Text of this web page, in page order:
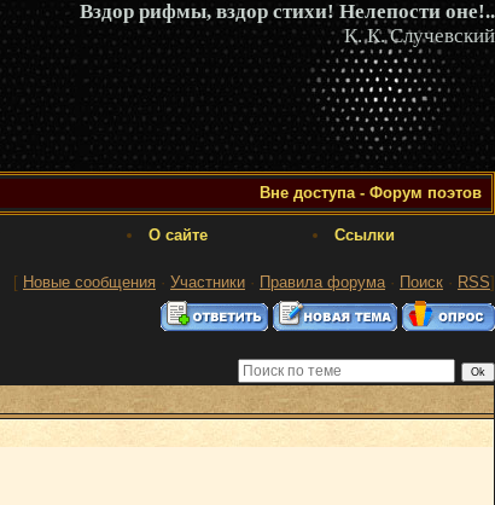
Вздор рифмы, вздор стихи! Нелепости оне!..
К. К. Случевский
Вне доступа - Форум поэтов
О сайте Ссылки
[ Новые сообщения · Участники · Правила форума· Поиск · RSS]